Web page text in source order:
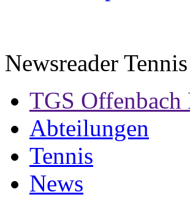
Newsreader Tennis
TGS Offenbach
Abteilungen
Tennis
News